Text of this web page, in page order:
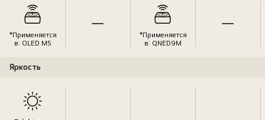
*Применяется
в: OLED M5
*Применяется
в: QNED9M
Яркость